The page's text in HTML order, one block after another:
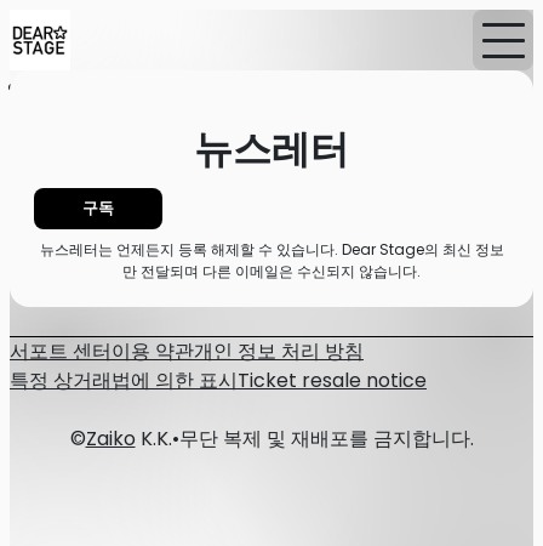
홈
뉴스레터
구독
뉴스레터는 언제든지 등록 해제할 수 있습니다. Dear Stage의 최신 정보
만 전달되며 다른 이메일은 수신되지 않습니다.
서포트 센터이용 약관개인 정보 처리 방침
특정 상거래법에 의한 표시Ticket resale notice
©Zaiko K.K.•무단 복제 및 재배포를 금지합니다.